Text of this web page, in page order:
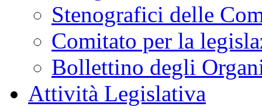
Stenografici delle
Comitato per la
Bollettino degli
Attività Legislativa